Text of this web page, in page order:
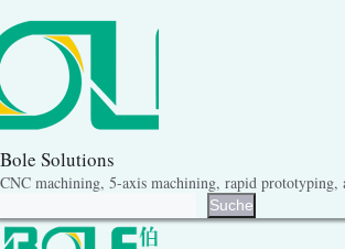
Inhalt
springen
Bole Solutions
CNC machining, 5-axis machining, rapid prototyping,
Suche